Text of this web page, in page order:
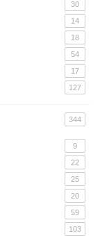
30
14
18
54
17
127
344
9
22
25
20
59
103